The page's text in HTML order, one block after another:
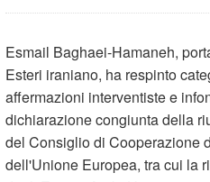
Esmail Baghaei-Hamaneh,
Esteri iraniano, ha respinto
affermazioni interventiste e
dichiarazione congiunta della
del Consiglio di Cooperazione
dell'Unione Europea, tra cui la